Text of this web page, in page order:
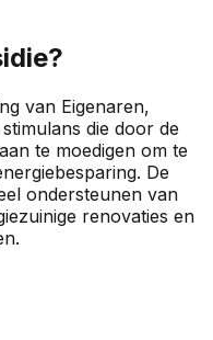
van Eigenaren,
die door de
te moedigen om te
De
ondersteunen van
renovaties en